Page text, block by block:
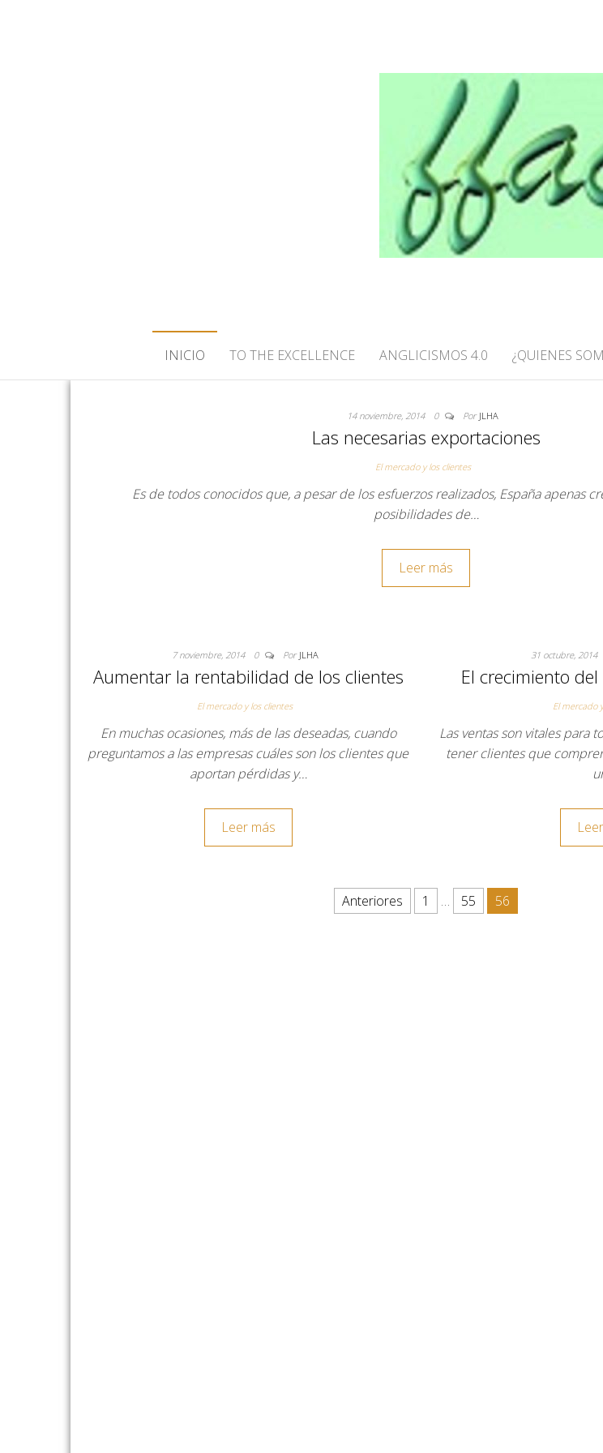
INICIO TO THE EXCELLENCE ANGLICISMOS 4.0 ¿QUIENES
14 noviembre, 2014 0 Por JLHA
Las necesarias exportaciones
El mercado y los clientes
Es de todos conocidos que, a pesar de los esfuerzos realizados, España apenas
posibilidades de…
Leer más
7 noviembre, 2014 0 Por JLHA
Aumentar la rentabilidad de los clientes
El mercado y los clientes
En muchas ocasiones, más de las deseadas, cuando
preguntamos a las empresas cuáles son los clientes que
aportan pérdidas y…
Leer más
31 octubre, 2014
El crecimiento
El mercado
Las ventas son vitales para
tener clientes que
Paginación de entradasAnteriores 1 … 55 56